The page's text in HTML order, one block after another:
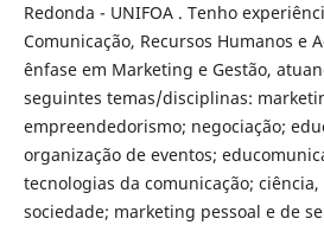
Redonda - UNIFOA . Tenho
Comunicação, Recursos Humanos e
ênfase em Marketing e Gestão,
seguintes temas/disciplinas:
empreendedorismo; negociação;
organização de eventos;
tecnologias da comunicação;
sociedade; marketing pessoal e de